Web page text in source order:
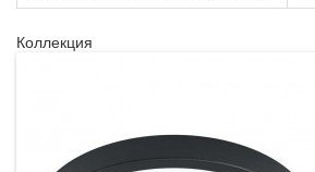
Коллекция